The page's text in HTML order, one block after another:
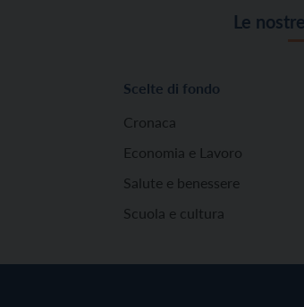
Le
Scelte di fondo
Cronaca
Economia e Lavoro
Salute e benessere
Scuola e cultura